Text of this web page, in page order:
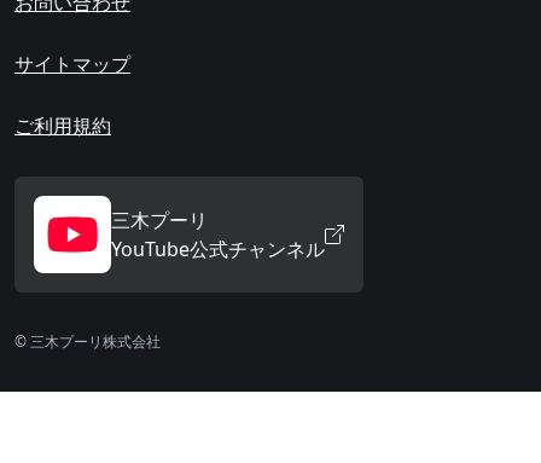
サイトマップ
ご利用規約
三木プーリ
YouTube公式チャンネル
© 三木プーリ株式会社